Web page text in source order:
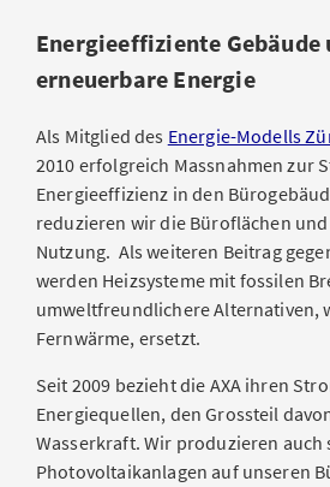
Energieeffiziente Gebäude
erneuerbare Energie
Als Mitglied des Energie-Modells
2010 erfolgreich Massnahmen zur
Energieeffizienz in den
reduzieren wir die Büroflächen
Nutzung. Als weiteren Beitrag
werden Heizsysteme mit fossilen
umweltfreundlichere Alternativen,
Fernwärme, ersetzt.
Seit 2009 bezieht die AXA ihren
Energiequellen, den Grossteil
Wasserkraft. Wir produzieren
Photovoltaikanlagen auf unseren